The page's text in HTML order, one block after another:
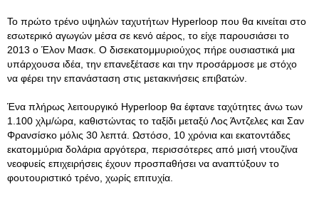
Το πρώτο τρένο υψηλών ταχυτήτων Hyperloop που θα κινείται στο
εσωτερικό αγωγών μέσα σε κενό αέρος, το είχε παρουσιάσει το
2013 ο Έλον Μασκ. Ο δισεκατομμυριούχος πήρε ουσιαστικά μια
υπάρχουσα ιδέα, την επανεξέτασε και την προσάρμοσε με στόχο
να φέρει την επανάσταση στις μετακινήσεις επιβατών.
Ένα πλήρως λειτουργικό Hyperloop θα έφτανε ταχύτητες άνω των
1.100 χλμ/ώρα, καθιστώντας το ταξίδι μεταξύ Λος Άντζελες και Σαν
Φρανσίσκο μόλις 30 λεπτά. Ωστόσο, 10 χρόνια και εκατοντάδες
εκατομμύρια δολάρια αργότερα, περισσότερες από μισή ντουζίνα
νεοφυείς επιχειρήσεις έχουν προσπαθήσει να αναπτύξουν το
φουτουριστικό τρένο, χωρίς επιτυχία.